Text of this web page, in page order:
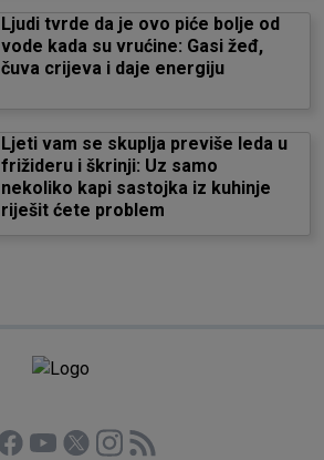
Ljudi tvrde da je ovo piće bolje od
vode kada su vrućine: Gasi žeđ,
čuva crijeva i daje energiju
Ljeti vam se skuplja previše leda u
frižideru i škrinji: Uz samo
nekoliko kapi sastojka iz kuhinje
riješit ćete problem